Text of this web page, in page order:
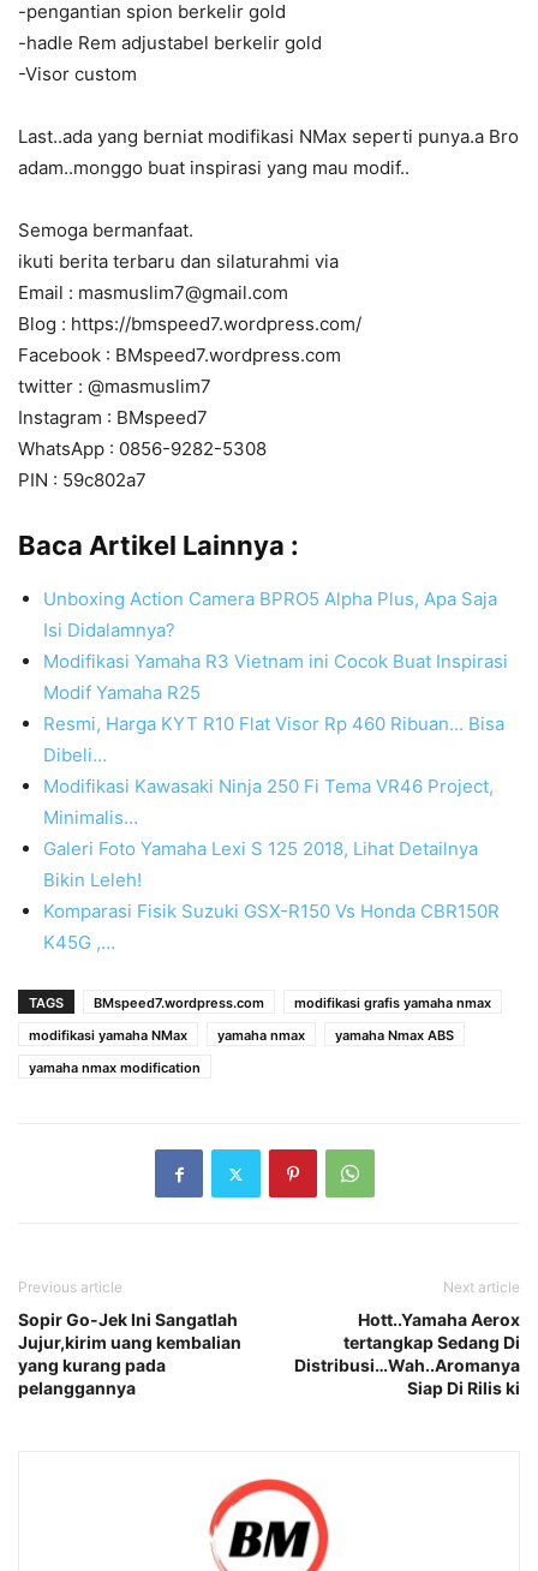
-pengantian spion berkelir gold
-hadle Rem adjustabel berkelir gold
-Visor custom
Last..ada yang berniat modifikasi NMax seperti punya.a Bro
adam..monggo buat inspirasi yang mau modif..
Semoga bermanfaat.
ikuti berita terbaru dan silaturahmi via
Email : masmuslim7@gmail.com
Blog : https://bmspeed7.wordpress.com/
Facebook : BMspeed7.wordpress.com
twitter : @masmuslim7
Instagram : BMspeed7
WhatsApp : 0856-9282-5308
PIN : 59c802a7
Baca Artikel Lainnya :
Unboxing Action Camera BPRO5 Alpha Plus, Apa Saja
Isi Didalamnya?
Modifikasi Yamaha R3 Vietnam ini Cocok Buat Inspirasi
Modif Yamaha R25
Resmi, Harga KYT R10 Flat Visor Rp 460 Ribuan... Bisa
Dibeli…
Modifikasi Kawasaki Ninja 250 Fi Tema VR46 Project,
Minimalis…
Galeri Foto Yamaha Lexi S 125 2018, Lihat Detailnya
Bikin Leleh!
Komparasi Fisik Suzuki GSX-R150 Vs Honda CBR150R
K45G ,…
TAGS BMspeed7.wordpress.com
modifikasi grafis yamaha nmax
modifikasi yamaha NMax
yamaha nmax
yamaha Nmax ABS
yamaha nmax modification
Previous article
Sopir Go-Jek Ini Sangatlah
Jujur,kirim uang kembalian
yang kurang pada
pelanggannya
Next article
Hott..Yamaha Aerox
tertangkap Sedang Di
Distribusi…Wah..Aromanya
Siap Di Rilis ki